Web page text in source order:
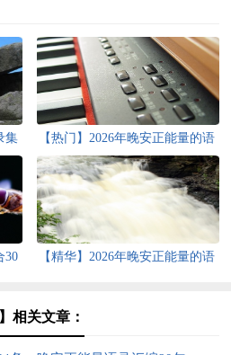
集
【热门】2026年晚安正能量的语
录集锦96句
30
【精华】2026年晚安正能量的语
相关文章：